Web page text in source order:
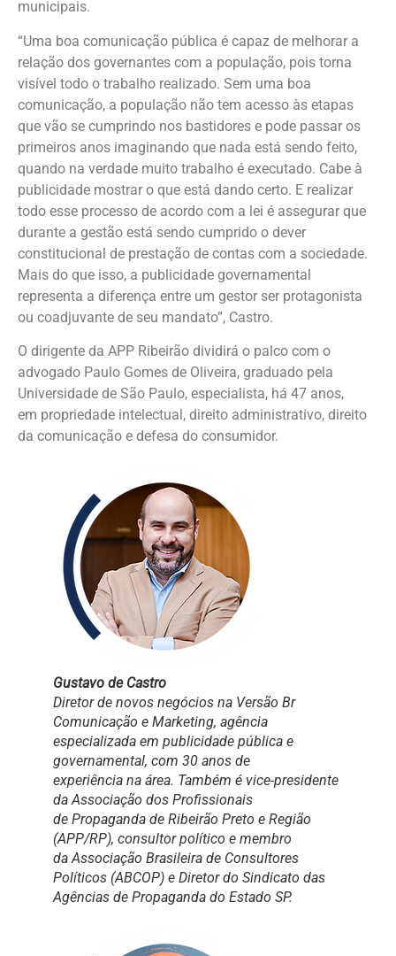
municipais.
“Uma boa comunicação pública é capaz de melhorar a
relação dos governantes com a população, pois torna
visível todo o trabalho realizado. Sem uma boa
comunicação, a população não tem acesso às etapas
que vão se cumprindo nos bastidores e pode passar os
primeiros anos imaginando que nada está sendo feito,
quando na verdade muito trabalho é executado. Cabe à
publicidade mostrar o que está dando certo. E realizar
todo esse processo de acordo com a lei é assegurar que
durante a gestão está sendo cumprido o dever
constitucional de prestação de contas com a sociedade.
Mais do que isso, a publicidade governamental
representa a diferença entre um gestor ser protagonista
ou coadjuvante de seu mandato”, Castro.
O dirigente da APP Ribeirão dividirá o palco com o
advogado Paulo Gomes de Oliveira, graduado pela
Universidade de São Paulo, especialista, há 47 anos,
em propriedade intelectual, direito administrativo, direito
da comunicação e defesa do consumidor.
Gustavo de Castro
Diretor de novos negócios na Versão Br
Comunicação e Marketing, agência
especializada em publicidade pública e
governamental, com 30 anos de
experiência na área. Também é vice-presidente
da Associação dos Profissionais
de Propaganda de Ribeirão Preto e Região
(APP/RP), consultor político e membro
da Associação Brasileira de Consultores
Políticos (ABCOP) e Diretor do Sindicato das
Agências de Propaganda do Estado SP.